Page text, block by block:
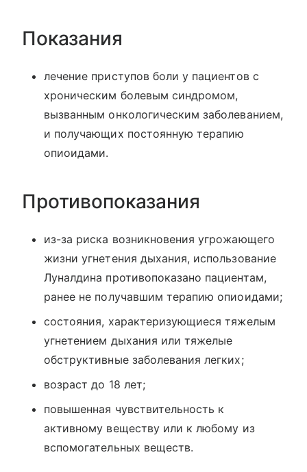
Показания
лечение приступов боли у пациентов с
хроническим болевым синдромом,
вызванным онкологическим заболеванием,
и получающих постоянную терапию
опиоидами.
Противопоказания
из-за риска возникновения угрожающего
жизни угнетения дыхания, использование
Луналдина противопоказано пациентам,
ранее не получавшим терапию опиоидами;
состояния, характеризующиеся тяжелым
угнетением дыхания или тяжелые
обструктивные заболевания легких;
возраст до 18 лет;
повышенная чувствительность к
активному веществу или к любому из
вспомогательных веществ.